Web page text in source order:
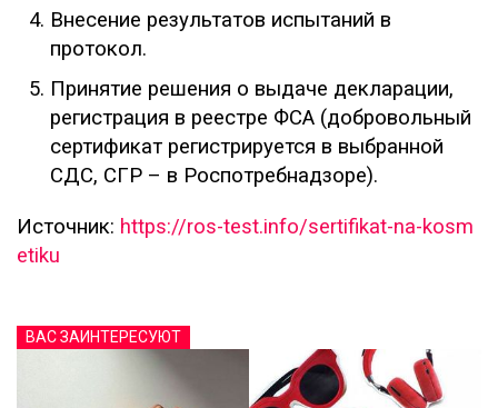
Внесение результатов испытаний в
протокол.
Принятие решения о выдаче декларации,
регистрация в реестре ФСА (добровольный
сертификат регистрируется в выбранной
СДС, СГР – в Роспотребнадзоре).
Источник: https://ros-test.info/sertifikat-na-kosm
etiku
ВАС ЗАИНТЕРЕСУЮТ